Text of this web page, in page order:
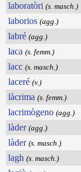
laboratòri (s. masch.)
laborios (agg.)
labré (agg.)
laca (s. femm.)
lacc (s. masch.)
laceré (v.)
làcrima (s. femm.)
lacrimògeno (agg.)
làder (agg.)
làder (s. masch.)
lagh (s. masch.)